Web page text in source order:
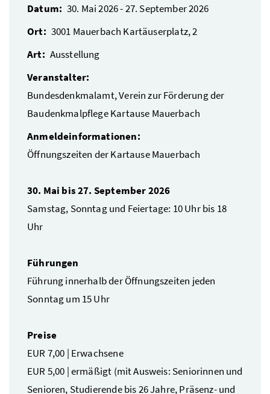
Datum: 30. Mai 2026-27. September 2026
Ort: 3001 Mauerbach Kartäuserplatz, 2
Art: Ausstellung
Veranstalter:
Bundesdenkmalamt, Verein zur Förderung der
Baudenkmalpflege Kartause Mauerbach
Anmeldeinformationen:
Öffnungszeiten der Kartause Mauerbach
30. Mai bis 27. September 2026
Samstag, Sonntag und Feiertage: 10 Uhr bis 18
Uhr
Führungen
Führung innerhalb der Öffnungszeiten jeden
Sonntag um 15 Uhr
Preise
EUR 7,00 | Erwachsene
EUR 5,00 | ermäßigt (mit Ausweis: Seniorinnen und
Senioren, Studierende bis 26 Jahre, Präsenz- und